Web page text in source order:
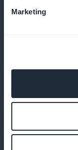
Marketing
100 % av
Lag sider som
for bedre